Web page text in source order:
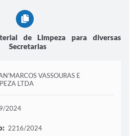
de Limpeza para diversas
Secretarias
VASSOURAS E
LTDA
2024
2216/2024